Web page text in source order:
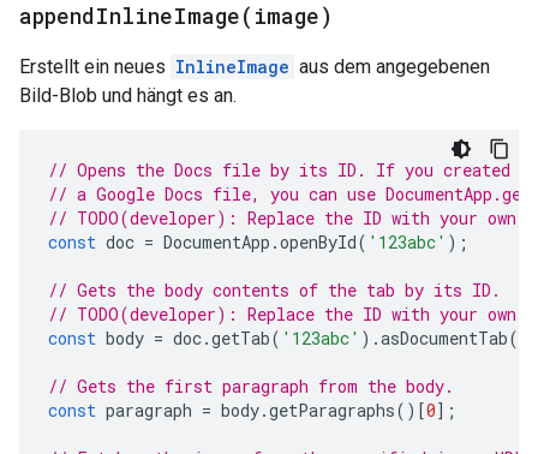
appendInlineImage( image)
Erstellt ein neues InlineImage aus dem angegebenen
Bild-Blob und hängt es an.
// Opens the Docs file by its ID. If you created
// a Google Docs file, you can use
// TODO(developer): Replace the ID with your own.
const doc = DocumentApp .openById( '123abc' );
// Gets the body contents of the tab by its ID.
// TODO(developer): Replace the ID with your own.
const body = doc.getTab( '123abc' ).asDocumentTab().
// Gets the first paragraph from the body.
const paragraph = body.getParagraphs()[0];